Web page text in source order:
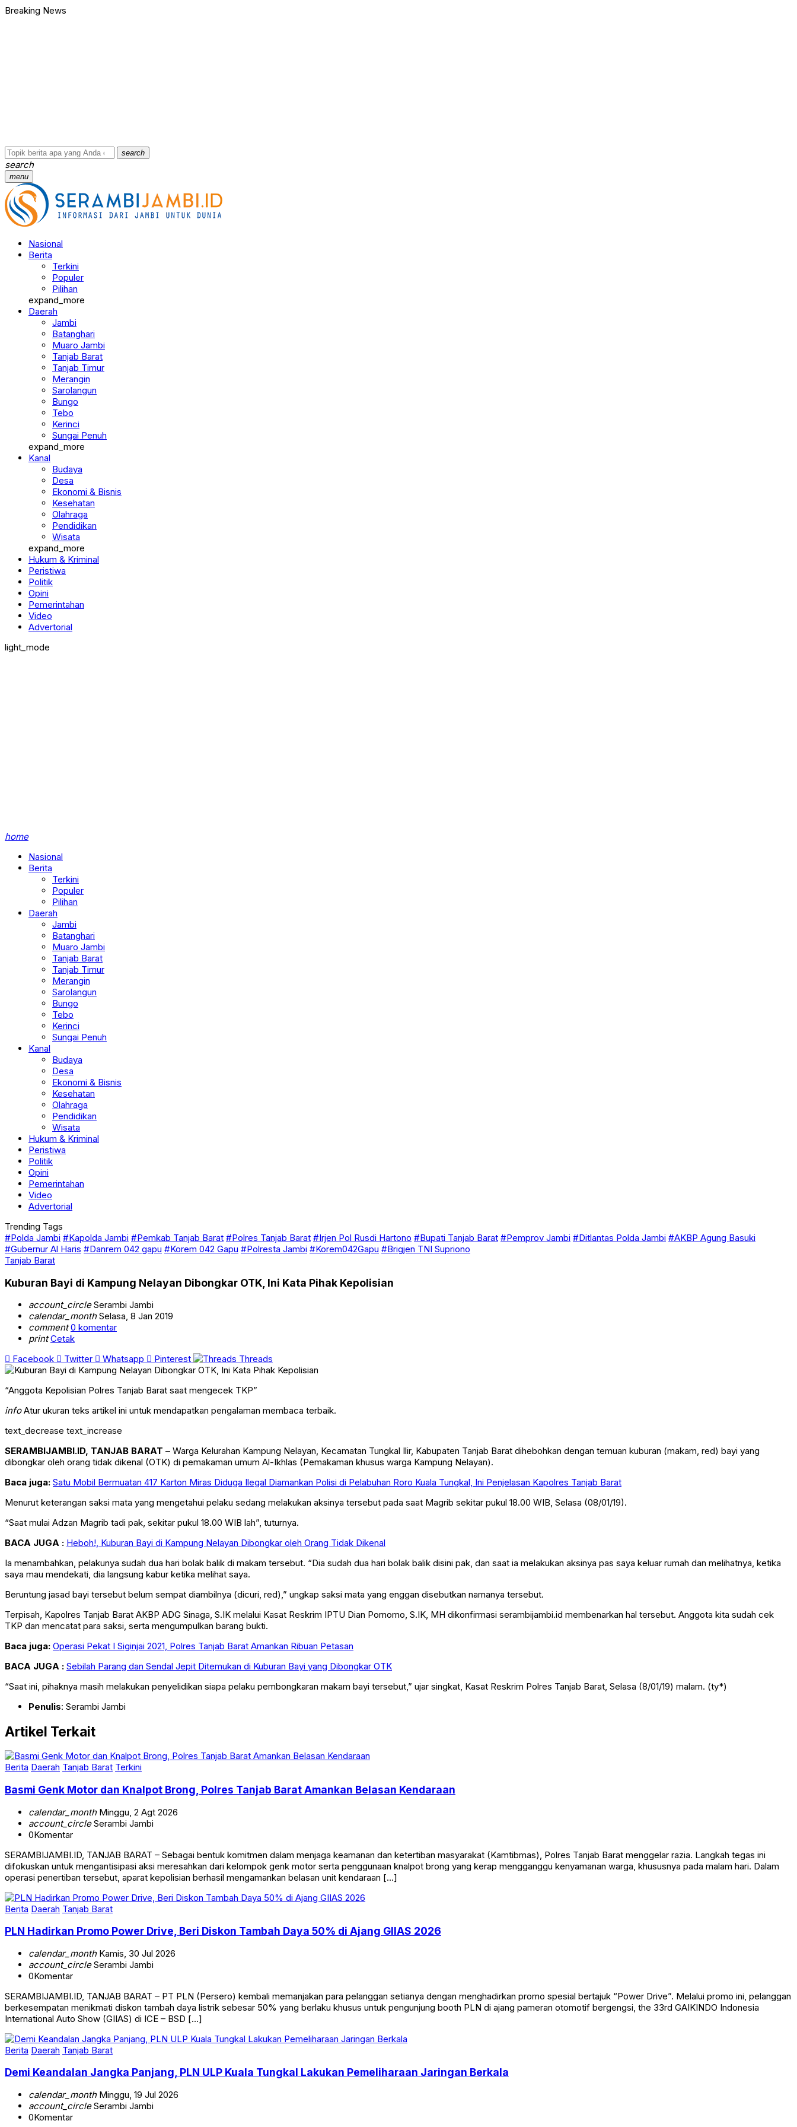
Breaking News
search
search
menu
Nasional
Berita
Terkini
Populer
Pilihan
expand_more
Daerah
Jambi
Batanghari
Muaro Jambi
Tanjab Barat
Tanjab Timur
Merangin
Sarolangun
Bungo
Tebo
Kerinci
Sungai Penuh
expand_more
Kanal
Budaya
Desa
Ekonomi & Bisnis
Kesehatan
Olahraga
Pendidikan
Wisata
expand_more
Hukum & Kriminal
Peristiwa
Politik
Opini
Pemerintahan
Video
Advertorial
light_mode
home
Nasional
Berita
Terkini
Populer
Pilihan
Daerah
Jambi
Batanghari
Muaro Jambi
Tanjab Barat
Tanjab Timur
Merangin
Sarolangun
Bungo
Tebo
Kerinci
Sungai Penuh
Kanal
Budaya
Desa
Ekonomi & Bisnis
Kesehatan
Olahraga
Pendidikan
Wisata
Hukum & Kriminal
Peristiwa
Politik
Opini
Pemerintahan
Video
Advertorial
Trending Tags
#Polda Jambi #Kapolda Jambi #Pemkab Tanjab Barat #Polres Tanjab Barat #Irjen Pol Rusdi Hartono #Bupati Tanjab Barat #Pemprov Jambi #Ditlantas Polda Jambi #AKBP Agung Basuki
#Gubernur Al Haris #Danrem 042 gapu #Korem 042 Gapu #Polresta Jambi #Korem042Gapu #Brigjen TNI Supriono
Tanjab Barat
Kuburan Bayi di Kampung Nelayan Dibongkar OTK, Ini Kata Pihak Kepolisian
account_circleSerambi Jambi
calendar_monthSelasa, 8 Jan 2019
comment 0 komentar
print Cetak
Facebook
Twitter Whatsapp Pinterest Threads
“Anggota Kepolisian Polres Tanjab Barat saat mengecek TKP”
infoAtur ukuran teks artikel ini untuk mendapatkan pengalaman membaca terbaik.
text_decrease text_increase
SERAMBIJAMBI.ID, TANJAB BARAT – Warga Kelurahan Kampung Nelayan, Kecamatan Tungkal Ilir, Kabupaten Tanjab Barat dihebohkan dengan temuan kuburan (makam, red) bayi yang
dibongkar oleh orang tidak dikenal (OTK) di pemakaman umum Al-Ikhlas (Pemakaman khusus warga Kampung Nelayan).
Baca juga: Satu Mobil Bermuatan 417 Karton Miras Diduga Ilegal Diamankan Polisi di Pelabuhan Roro Kuala Tungkal, Ini Penjelasan Kapolres Tanjab Barat
Menurut keterangan saksi mata yang mengetahui pelaku sedang melakukan aksinya tersebut pada saat Magrib sekitar pukul 18.00 WIB, Selasa (08/01/19).
“Saat mulai Adzan Magrib tadi pak, sekitar pukul 18.00 WIB lah”, tuturnya.
BACA JUGA : Heboh!, Kuburan Bayi di Kampung Nelayan Dibongkar oleh Orang Tidak Dikenal
Ia menambahkan, pelakunya sudah dua hari bolak balik di makam tersebut. “Dia sudah dua hari bolak balik disini pak, dan saat ia melakukan aksinya pas saya keluar rumah dan melihatnya, ketika
saya mau mendekati, dia langsung kabur ketika melihat saya.
Beruntung jasad bayi tersebut belum sempat diambilnya (dicuri, red),” ungkap saksi mata yang enggan disebutkan namanya tersebut.
Terpisah, Kapolres Tanjab Barat AKBP ADG Sinaga, S.IK melalui Kasat Reskrim IPTU Dian Pornomo, S.IK, MH dikonfirmasi serambijambi.id membenarkan hal tersebut. Anggota kita sudah cek
TKP dan mencatat para saksi, serta mengumpulkan barang bukti.
Baca juga: Operasi Pekat I Siginjai 2021, Polres Tanjab Barat Amankan Ribuan Petasan
BACA JUGA : Sebilah Parang dan Sendal Jepit Ditemukan di Kuburan Bayi yang Dibongkar OTK
“Saat ini, pihaknya masih melakukan penyelidikan siapa pelaku pembongkaran makam bayi tersebut,” ujar singkat, Kasat Reskrim Polres Tanjab Barat, Selasa (8/01/19) malam. (ty*)
Penulis: Serambi Jambi
Artikel Terkait
Berita Daerah Tanjab Barat Terkini
Basmi Genk Motor dan Knalpot Brong, Polres Tanjab Barat Amankan Belasan Kendaraan
calendar_monthMinggu, 2 Agt 2026
account_circleSerambi Jambi
0Komentar
SERAMBIJAMBI.ID, TANJAB BARAT – Sebagai bentuk komitmen dalam menjaga keamanan dan ketertiban masyarakat (Kamtibmas), Polres Tanjab Barat menggelar razia. Langkah tegas ini
difokuskan untuk mengantisipasi aksi meresahkan dari kelompok genk motor serta penggunaan knalpot brong yang kerap mengganggu kenyamanan warga, khususnya pada malam hari. Dalam
operasi penertiban tersebut, aparat kepolisian berhasil mengamankan belasan unit kendaraan […]
Berita Daerah Tanjab Barat
PLN Hadirkan Promo Power Drive, Beri Diskon Tambah Daya 50% di Ajang GIIAS 2026
calendar_monthKamis, 30 Jul 2026
account_circleSerambi Jambi
0Komentar
SERAMBIJAMBI.ID, TANJAB BARAT – PT PLN (Persero) kembali memanjakan para pelanggan setianya dengan menghadirkan promo spesial bertajuk “Power Drive”. Melalui promo ini, pelanggan
berkesempatan menikmati diskon tambah daya listrik sebesar 50% yang berlaku khusus untuk pengunjung booth PLN di ajang pameran otomotif bergengsi, the 33rd GAIKINDO Indonesia
International Auto Show (GIIAS) di ICE – BSD […]
Berita Daerah Tanjab Barat
Demi Keandalan Jangka Panjang, PLN ULP Kuala Tungkal Lakukan Pemeliharaan Jaringan Berkala
calendar_monthMinggu, 19 Jul 2026
account_circleSerambi Jambi
0Komentar